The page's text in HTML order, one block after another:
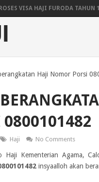
VISA HAJI FURODA TAHUN
HAJI WILAYAH
EMBARKASI
Haji Nomor Porsi
0800101482
Haji No Comments
Kementerian Agama,
insyaalloh akan